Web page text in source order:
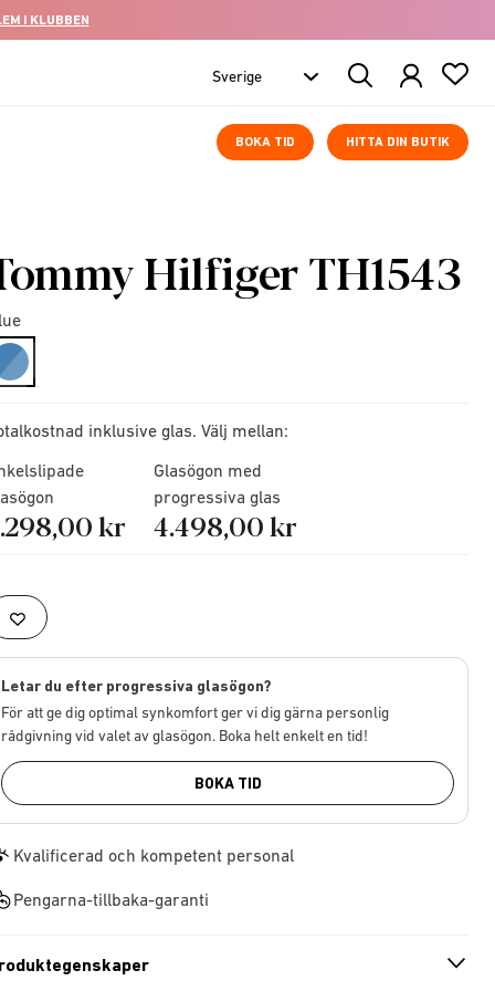
I KLUBBEN
Search
Products
BOKA TID HITTA DIN BUTIK
Hilfiger TH1543
selected
inklusive glas. Välj mellan:
kr
Glasögon med
progressiva glas
4.498,00 kr
Letar du efter progressiva glasögon?
För att ge dig optimal synkomfort ger vi dig gärna personlig
rådgivning vid valet av glasögon. Boka helt enkelt en tid!
BOKA TID
Kvalificerad och kompetent personal
Pengarna-tillbaka-garanti